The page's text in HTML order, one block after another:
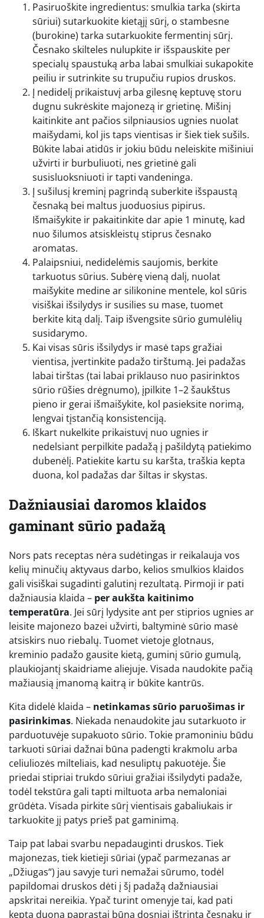
Pasiruoškite ingredientus: smulkia tarka (skirta
sūriui) sutarkuokite kietąjį sūrį, o stambesne
(burokine) tarka sutarkuokite fermentinį sūrį.
Česnako skilteles nulupkite ir išspauskite per
specialų spaustuką arba labai smulkiai sukapokite
peiliu ir sutrinkite su trupučiu rupios druskos.
Į nedidelį prikaistuvį arba gilesnę keptuvę storu
dugnu sukrėskite majonezą ir grietinę. Mišinį
kaitinkite ant pačios silpniausios ugnies nuolat
maišydami, kol jis taps vientisas ir šiek tiek sušils.
Būkite labai atidūs ir jokiu būdu neleiskite mišiniui
užvirti ir burbuliuoti, nes grietinė gali
susisluoksniuoti ir tapti vandeninga.
Į sušilusį kreminį pagrindą suberkite išspaustą
česnaką bei maltus juoduosius pipirus.
Išmaišykite ir pakaitinkite dar apie 1 minutę, kad
nuo šilumos atsiskleistų stiprus česnako
aromatas.
Palaipsniui, nedidelėmis saujomis, berkite
tarkuotus sūrius. Subėrę vieną dalį, nuolat
maišykite medine ar silikonine mentele, kol sūris
visiškai išsilydys ir susilies su mase, tuomet
berkite kitą dalį. Taip išvengsite sūrio gumulėlių
susidarymo.
Kai visas sūris išsilydys ir masė taps gražiai
vientisa, įvertinkite padažo tirštumą. Jei padažas
labai tirštas (tai labai priklauso nuo pasirinktos
sūrio rūšies drėgnumo), įpilkite 1–2 šaukštus
pieno ir gerai išmaišykite, kol pasieksite norimą,
lengvai tįstančią konsistenciją.
Iškart nukelkite prikaistuvį nuo ugnies ir
nedelsiant perpilkite padažą į pašildytą patiekimo
dubenėlį. Patiekite kartu su karšta, traškia kepta
duona, kol padažas dar šiltas ir skystas.
Dažniausiai daromos klaidos
gaminant sūrio padažą
Nors pats receptas nėra sudėtingas ir reikalauja vos
kelių minučių aktyvaus darbo, kelios smulkios klaidos
gali visiškai sugadinti galutinį rezultatą. Pirmoji ir pati
dažniausia klaida – per aukšta kaitinimo
temperatūra. Jei sūrį lydysite ant per stiprios ugnies ar
leisite majonezo bazei užvirti, baltyminė sūrio masė
atsiskirs nuo riebalų. Tuomet vietoje glotnaus,
kreminio padažo gausite kietą, guminį sūrio gumulą,
plaukiojantį skaidriame aliejuje. Visada naudokite pačią
mažiausią įmanomą kaitrą ir būkite kantrūs.
Kita didelė klaida – netinkamas sūrio paruošimas ir
pasirinkimas. Niekada nenaudokite jau sutarkuoto ir
parduotuvėje supakuoto sūrio. Tokie pramoniniu būdu
tarkuoti sūriai dažnai būna padengti krakmolu arba
celiuliozės milteliais, kad nesuliptų pakuotėje. Šie
priedai stipriai trukdo sūriui gražiai išsilydyti padaže,
todėl tekstūra gali tapti miltuota arba nemaloniai
grūdėta. Visada pirkite sūrį vientisais gabaliukais ir
tarkuokite jį patys prieš pat gaminimą.
Taip pat labai svarbu nepadauginti druskos. Tiek
majonezas, tiek kietieji sūriai (ypač parmezanas ar
„Džiugas“) jau savyje turi nemažai sūrumo, todėl
papildomai druskos dėti į šį padažą dažniausiai
apskritai nereikia. Ypač turint omenyje tai, kad pati
kepta duona paprastai būna dosniai ištrinta česnaku ir